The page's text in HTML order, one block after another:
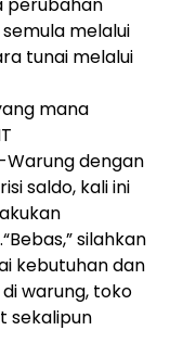
melalui
tunai melalui
mana
dengan
saldo, kali ini
silahkan
kebutuhan dan
warung, toko
sekalipun